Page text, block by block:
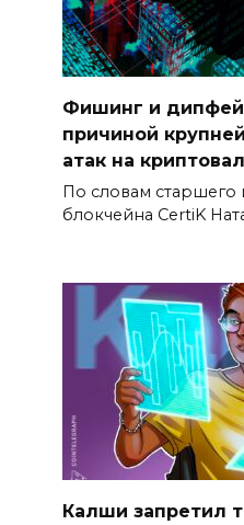
Фишинг и
причиной
атак на
По словам старшего
блокчейна CertiK
Калши запретил